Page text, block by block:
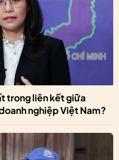
trong liên kết giữa
nghiệp Việt Nam?